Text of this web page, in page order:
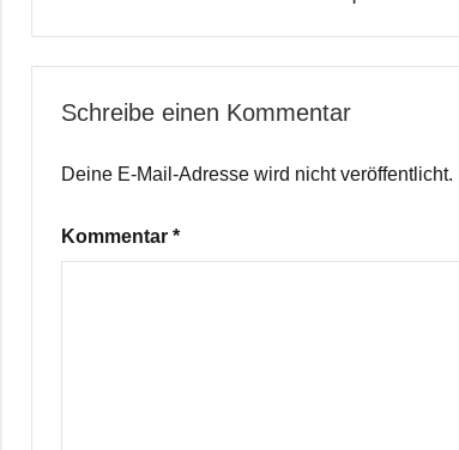
Schreibe einen Kommentar
Deine E-Mail-Adresse wird nicht veröffentlicht.
Kommentar *